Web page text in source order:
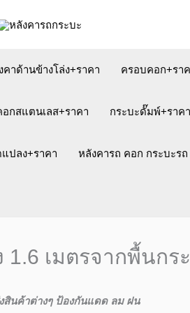
คาด้านข้างโล่ง+ราคา ครอบคอก+รา
อกสแตนเลส+ราคา กระบะดั๊มพ์+ราคา
ปลง+ราคา หลังคารถ คอก กระบะร
เมตรจากพื้นกร
สินค้าต่างๆ ป้องกันแดด ลม ฝน